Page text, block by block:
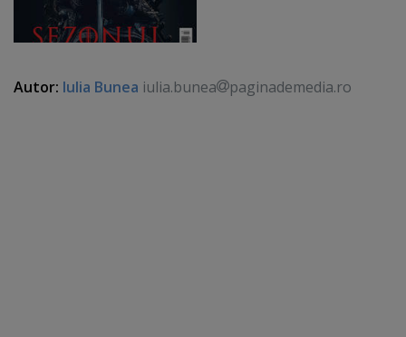
Autor: Iulia Bunea iulia.bunea paginademedia.ro